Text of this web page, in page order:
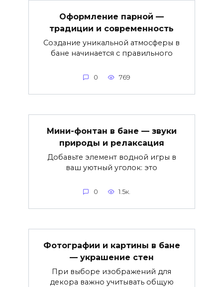
Оформление парной —
традиции и современность
Создание уникальной атмосферы в
бане начинается с правильного
0 769
Мини-фонтан в бане — звуки
природы и релаксация
Добавьте элемент водной игры в
ваш уютный уголок: это
0 1.5к.
Фотографии и картины в бане
— украшение стен
При выборе изображений для
декора важно учитывать общую